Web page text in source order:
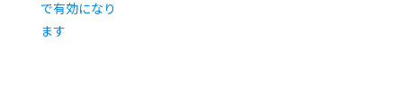
で有効になり
ます